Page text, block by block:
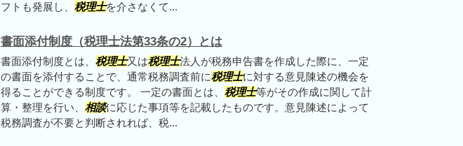
フトも発展し、 税理士を介さなくて...
書面添付制度（税理士法第33条の2）とは
書面添付制度とは、 税理士又は税理士法人が税務申告書を作成した際に、一定
の書面を添付することで、通常税務調査前に税理士に対する意見陳述の機会を
得ることができる制度です。 一定の書面とは、 税理士等がその作成に関して計
算・整理を行い、 相談に応じた事項等を記載したものです。意見陳述によって
税務調査が不要と判断されれば、税...